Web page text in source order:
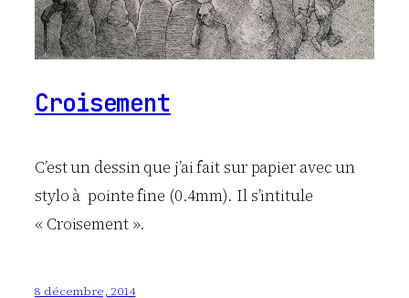
Croisement
C’est un dessin que j’ai fait sur papier avec un
stylo à pointe fine (0.4mm). Il s’intitule
« Croisement ».
8 décembre, 2014